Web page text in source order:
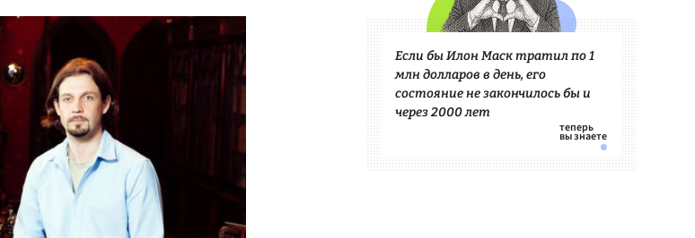
Если бы Илон Маск тратил по 1
млн долларов в день, его
состояние не закончилось бы и
через 2000 лет